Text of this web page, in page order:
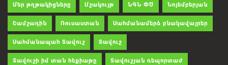
Մեր թղթակիցները Մշակույթ ՆԳՆ ՓԾ Նոյեմբերյան
Շամշադին Ռուսաստան Սահմանամերձ բնակավայրեր
Սահմանապահ Տավուշ Տավուշ
Տավուշի իմ տան հեքիաթը Տավուշյան ռեպորտաժ